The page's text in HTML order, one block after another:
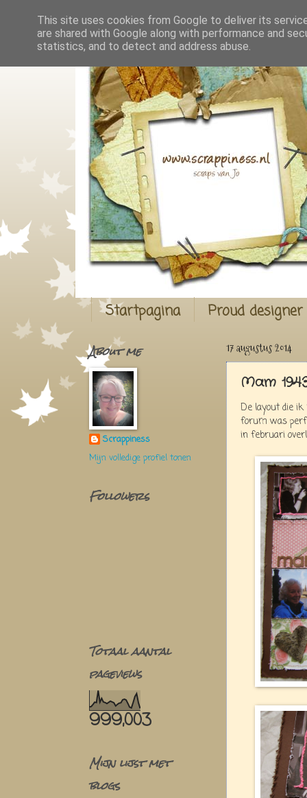
Startpagina Proud
17 augustus 2014
Mam
De layout die
forum was
in februari
About me
Scrappiness
Mijn volledige profiel tonen
Followers
Totaal aantal
pageviews
999,003
Mijn lijst met
blogs
This site uses cookies from Google to deliver its
are shared with Google along with performance and
statistics, and to detect and address abuse.